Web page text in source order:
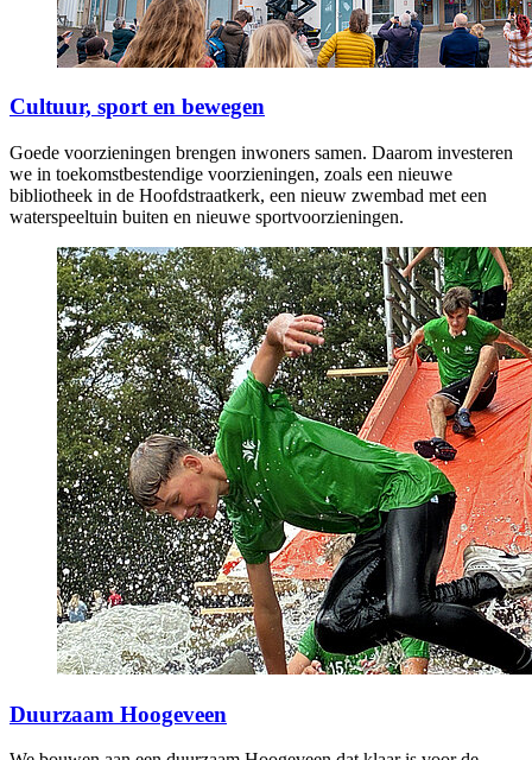
Cultuur, sport en bewegen
Goede voorzieningen brengen inwoners samen. Daarom investeren
we in toekomstbestendige voorzieningen, zoals een nieuwe
bibliotheek in de Hoofdstraatkerk, een nieuw zwembad met een
waterspeeltuin buiten en nieuwe sportvoorzieningen.
Duurzaam Hoogeveen